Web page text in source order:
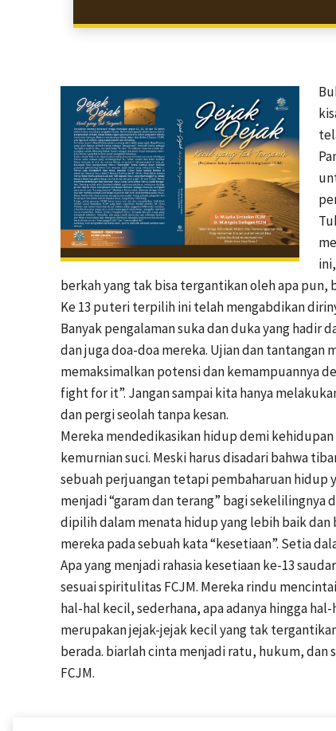
berkah yang tak bisa tergantikan oleh apa pun,
Ke 13 puteri terpilih ini telah mengabdikan
Banyak pengalaman suka dan duka yang hadir
dan juga doa-doa mereka. Ujian dan tantangan
memaksimalkan potensi dan kemampuannya
fight for it”. Jangan sampai kita hanya
dan pergi seolah tanpa kesan.
Mereka mendedikasikan hidup demi
kemurnian suci. Meski harus disadari bahwa
sebuah perjuangan tetapi pembaharuan hidup
menjadi “garam dan terang” bagi
dipilih dalam menata hidup yang lebih baik
mereka pada sebuah kata “kesetiaan”. Setia
Apa yang menjadi rahasia kesetiaan ke-13
sesuai spiritulitas FCJM. Mereka rindu
hal-hal kecil, sederhana, apa adanya hingga
merupakan jejak-jejak kecil yang tak
berada. biarlah cinta menjadi ratu, hukum,
FCJM.